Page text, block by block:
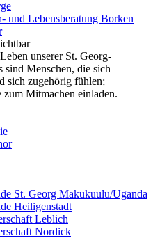
und Lebensberatung Borken
unserer St. Georg-
sind Menschen, die sich
sich zugehörig fühlen;
zum Mitmachen einladen.
St. Georg Makukuulu/Uganda
Heiligenstadt
Leblich
Nordick